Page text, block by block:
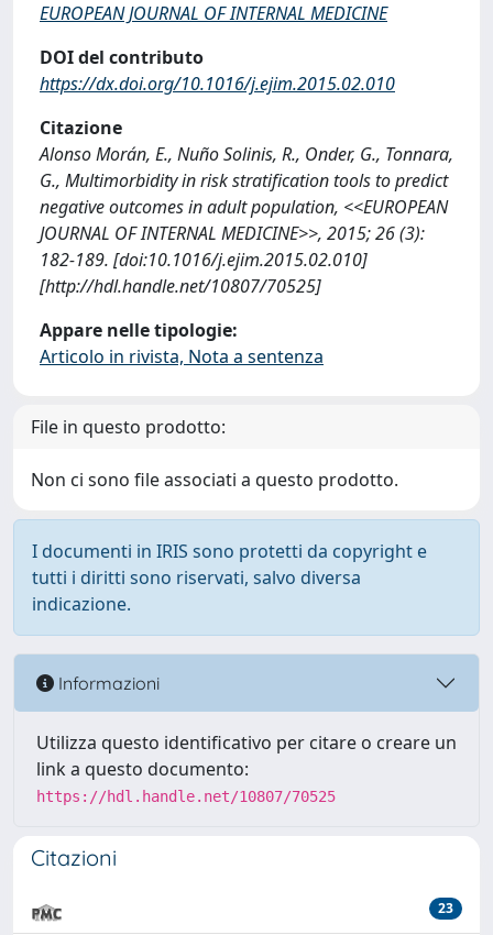
EUROPEAN JOURNAL OF INTERNAL MEDICINE
DOI del contributo
https://dx.doi.org/10.1016/j.ejim.2015.02.010
Citazione
Alonso Morán, E., Nuño Solinis, R., Onder, G., Tonnara,
G., Multimorbidity in risk stratification tools to predict
negative outcomes in adult population, <<EUROPEAN
JOURNAL OF INTERNAL MEDICINE>>, 2015; 26 (3):
182-189. [doi:10.1016/j.ejim.2015.02.010]
[http://hdl.handle.net/10807/70525]
Appare nelle tipologie:
Articolo in rivista, Nota a sentenza
File in questo prodotto:
Non ci sono file associati a questo prodotto.
I documenti in IRIS sono protetti da copyright e
tutti i diritti sono riservati, salvo diversa
indicazione.
Informazioni
Utilizza questo identificativo per citare o creare un
link a questo documento:
https://hdl.handle.net/10807/70525
Citazioni
23